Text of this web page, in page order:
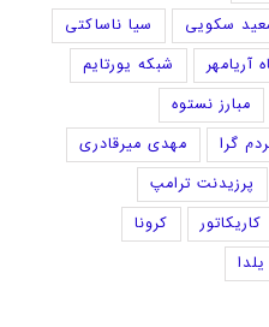
سکویی
سیا ناساکتی
آریامهر
شبکه یورتایم
مبارز نستوه
گرا
مهدی میرقادری
پرزیدنت ترامپ
کاریکاتور
کرونا
یلدا